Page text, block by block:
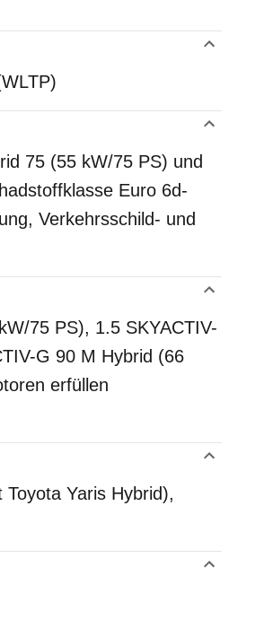
75 (55 kW/75 PS) und
Euro 6d-
Verkehrsschild- und
75 PS), 1.5 SKYACTIV-
G 90 M Hybrid (66
erfüllen
Yaris Hybrid),